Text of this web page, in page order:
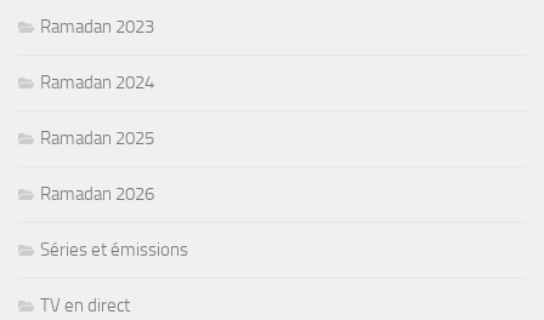
Ramadan 2023
Ramadan 2024
Ramadan 2025
Ramadan 2026
Séries et émissions
TV en direct